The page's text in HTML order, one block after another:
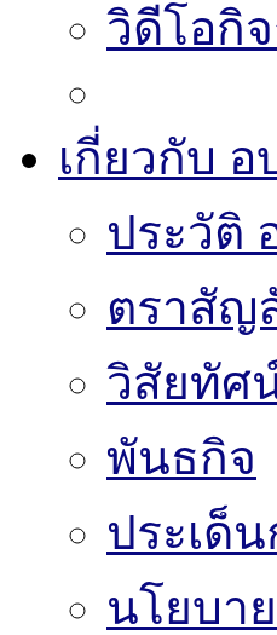
วิดีโอกิ
เกี่ยวกับ อ
ประวัติ
ตราสั
วิสัยทัศ
พันธกิจ
ประเด็
นโยบา